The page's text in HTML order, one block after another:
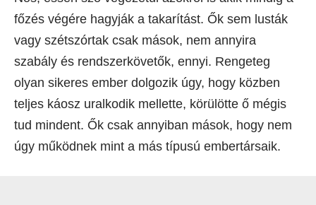
főzés végére hagyják a takarítást. Ők sem lusták
vagy szétszórtak csak mások, nem annyira
szabály és rendszerkövetők, ennyi. Rengeteg
olyan sikeres ember dolgozik úgy, hogy közben
teljes káosz uralkodik mellette, körülötte ő mégis
tud mindent. Ők csak annyiban mások, hogy nem
úgy működnek mint a más típusú embertársaik.